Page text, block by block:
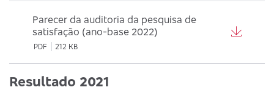
Parecer da auditoria da pesquisa de
satisfação (ano-base 2022)
PDF 212 KB
Resultado 2021